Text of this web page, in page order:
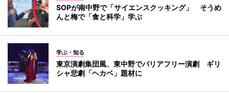
SOPが南中野で「サイエンスクッキング」 そうめ
んと梅で「食と科学」学ぶ
学ぶ・知る
東京演劇集団風、東中野でバリアフリー演劇 ギリ
シャ悲劇「ヘカベ」題材に